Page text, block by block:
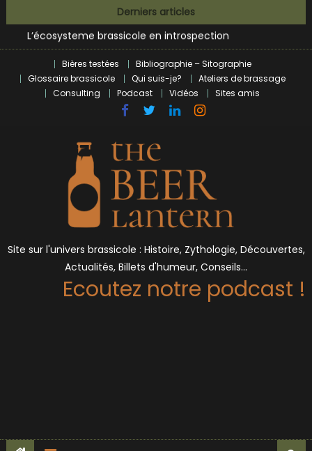
to
content
Derniers articles
L’écosysteme brassicole en introspection
Zoumaï : pionnier de la révolution craft à Marseille
BrewDog racheté par Tilray pour une bouchée de pain ?
Bières et célébrités
Bières testées
Bibliographie – Sitographie
Glossaire brassicole
Qui suis-je?
Ateliers de brassage
Consulting
Podcast Vidéos Sites amis
Site sur l'univers brassicole : Histoire, Zythologie, Découvertes,
Actualités, Billets d'humeur, Conseils…
Ecoutez notre podcast !